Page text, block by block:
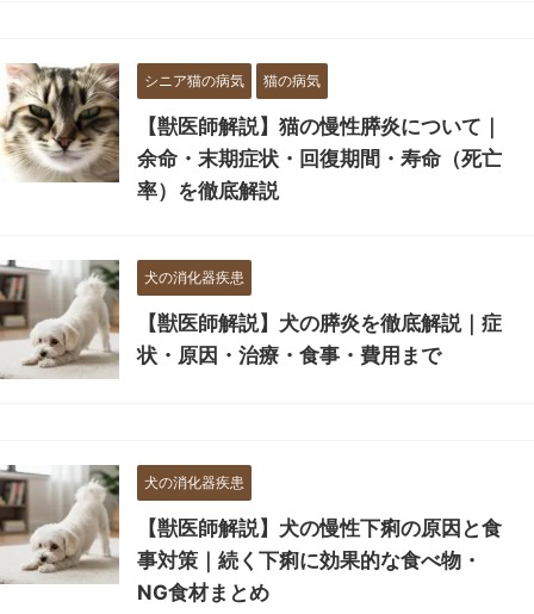
シニア猫の病気 猫の病気
【獣医師解説】猫の慢性膵炎について｜
余命・末期症状・回復期間・寿命（死亡
率）を徹底解説
犬の消化器疾患
【獣医師解説】犬の膵炎を徹底解説｜症
状・原因・治療・食事・費用まで
犬の消化器疾患
【獣医師解説】犬の慢性下痢の原因と食
事対策｜続く下痢に効果的な食べ物・
NG食材まとめ